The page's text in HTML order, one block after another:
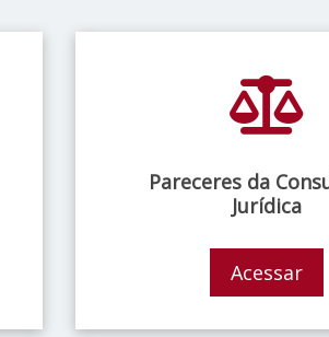
Pareceres da
Jurídica
Acessar